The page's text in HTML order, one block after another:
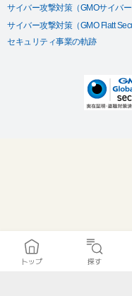
サイバー攻撃対策（GMOサイバ
サイバー攻撃対策（GMO Flatt
セキュリティ事業の軌跡
トップ 探す